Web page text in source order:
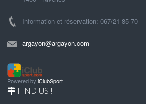
Information et réservation: 067/21 85 70
argayon@argayon.com
Powered by iClubSport
FIND US !